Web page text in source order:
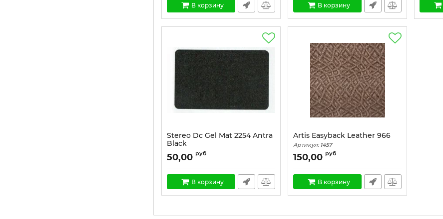
В корзину В корзину
Stereo Dc Gel Mat 2254 Antra
Black
Артикул: 1452
50,00 руб
В корзину
Artis Easyback Leather 966
Артикул: 1457
150,00 руб
В корзину